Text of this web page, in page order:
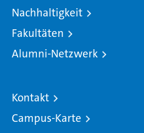
Nachhaltigkeit
Fakultäten
Alumni-Netzwerk
Kontakt
Campus-Karte